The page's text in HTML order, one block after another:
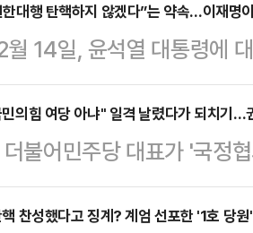
사태 가운데 국민으로부터
인이 등장해 주목된다. 정
크가 현실화 할 경우, '이
고 있다.16일 정치권에
계엄 사태와 야권발(發)
대행 탄핵하지 않겠다”는 약속…이재명
월 14일, 윤석열 대통령에
근혜 두 전직 대통령에 이
아닐 수 없다.윤 대통령
은 가결에 대한 책임을 둘
로 정부 흔들기에 몰두했
어려운 경제는 급전직하
의힘 여당 아냐" 일격 날렸다가 되치기…
불어민주당 대표가 '국정
대표 권한대행 겸 원내대
다. 국민의힘이 한동훈 전
찬성했다고 징계? 계엄 선포한 '1호 당